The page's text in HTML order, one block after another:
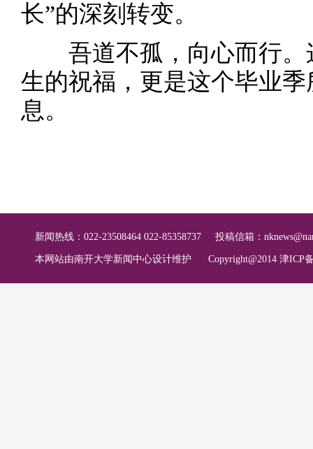
长”的深刻转变。
吾道不孤，向心而行。
生的祝福，更是这个毕业
息。
新闻热线：022-23508464 022-85358737 投稿信箱：
本网站由南开大学新闻中心设计维护 Copyright@2014 津ICP